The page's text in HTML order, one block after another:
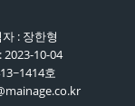
: 장한형
2023-10-04
호